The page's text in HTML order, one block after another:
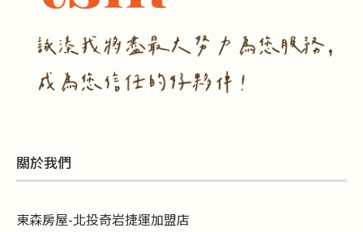
關於我們
東森房屋-北投奇岩捷運加盟店